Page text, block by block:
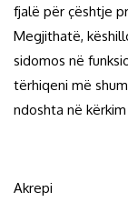
fjalë për çështje
Megjithatë,
sidomos në
tërhiqeni më
ndoshta në
Akrepi